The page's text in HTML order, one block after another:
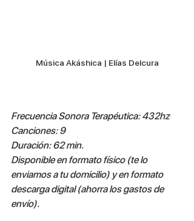
Música Akáshica | Elías Delcura
Frecuencia Sonora Terapéutica: 432hz
Canciones: 9
Duración: 62 min.
Disponible en formato físico (te lo
enviamos a tu domicilio) y en formato
descarga digital (ahorra los gastos de
envío).